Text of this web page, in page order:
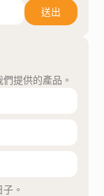
送出
提供的產品。
。